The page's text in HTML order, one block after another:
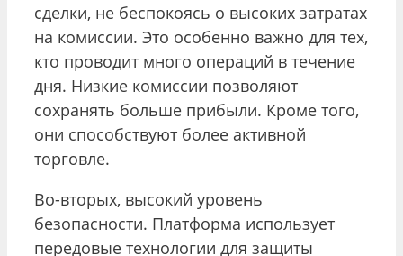
сделки, не беспокоясь о высоких затратах
на комиссии. Это особенно важно для тех,
кто проводит много операций в течение
дня. Низкие комиссии позволяют
сохранять больше прибыли. Кроме того,
они способствуют более активной
торговле.
Во-вторых, высокий уровень
безопасности. Платформа использует
передовые технологии для защиты